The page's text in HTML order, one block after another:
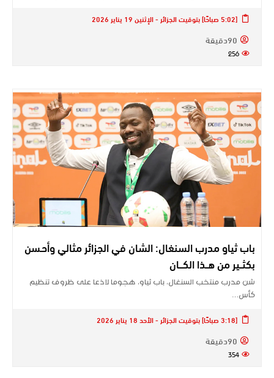
[5:02 صباحًا] بتوقيت الجزائر - الإثنين 19 يناير 2026
90دقيقة
256
باب ثياو مدرب السنغال: الشان في الجزائر مثالي وأحـسن
بكثــير من هــذا الكـــان
شن مدرب منتخب السنغال، باب ثياو، هجوما لاذعا على ظروف تنظيم
كأس…
[3:18 صباحًا] بتوقيت الجزائر - الأحد 18 يناير 2026
90دقيقة
354